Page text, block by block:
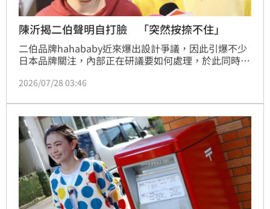
陳沂揭二伯聲明自打臉 「突然按捺不住」
二伯品牌hahababy近來爆出設計爭議，因此引爆不少
日本品牌關注，內部正在研議要如何處理，於此同時，
留設計紀錄，對此陳沂發聲了。
2026/07/28 03:46